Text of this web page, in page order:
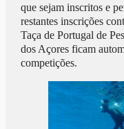
que sejam inscritos e
restantes inscrições
Taça de Portugal de
dos Açores ficam
competições.